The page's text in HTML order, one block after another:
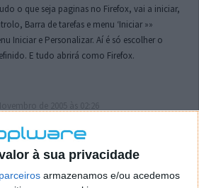
à sua privacidade
parceiros armazenamos e/ou acedemos
o que seja paginas no Firefox, vai a iniciar,
Barra de tarefas e menu ‘Iniciar »»
Iniciar e Personalizar. Aí é só escolher o
E tudo abrirá como Firefox.
n se encontra la nada k me permita por
browser predefenido
Ja percorri o painel
o explorer na tentativa de forçar o uso do